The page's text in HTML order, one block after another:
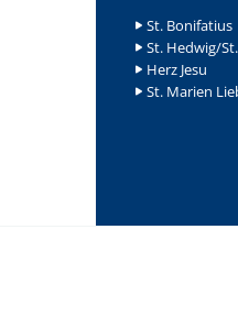
St. Bonifatius
St. Hedwig/
Herz Jesu
St. Marien